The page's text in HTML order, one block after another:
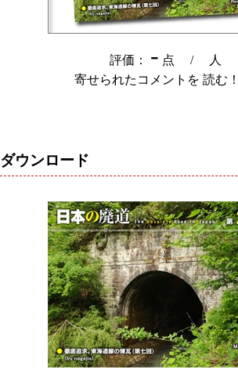
評価： - 点 /
人
寄せられたコメントを 読む！
ダウンロード